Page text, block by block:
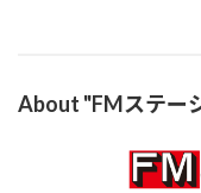
About "FMステー